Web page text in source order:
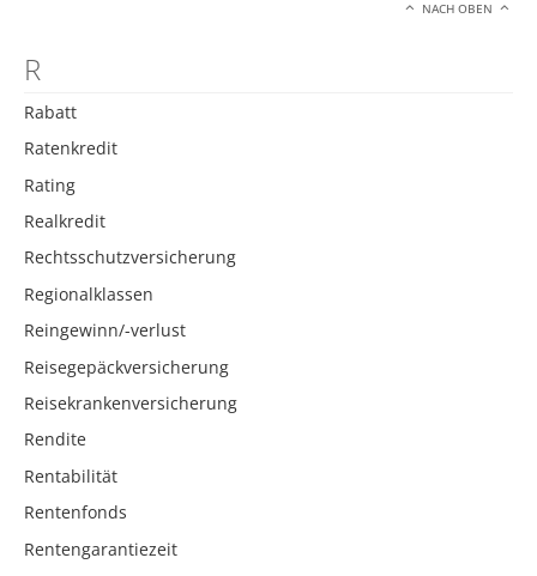
NACH OBEN
R
Rabatt
Ratenkredit
Rating
Realkredit
Rechtsschutzversicherung
Regionalklassen
Reingewinn/-verlust
Reisegepäckversicherung
Reisekrankenversicherung
Rendite
Rentabilität
Rentenfonds
Rentengarantiezeit